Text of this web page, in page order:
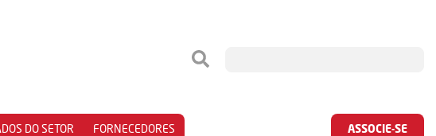
DO SETOR FORNECEDORES ASSOCIE-SE